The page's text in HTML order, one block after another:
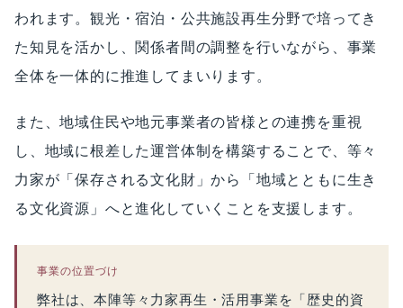
われます。観光・宿泊・公共施設再生分野で培ってき
た知見を活かし、関係者間の調整を行いながら、事業
全体を一体的に推進してまいります。
また、地域住民や地元事業者の皆様との連携を重視
し、地域に根差した運営体制を構築することで、等々
力家が「保存される文化財」から「地域とともに生き
る文化資源」へと進化していくことを支援します。
事業の位置づけ
弊社は、本陣等々力家再生・活用事業を「歴史的資